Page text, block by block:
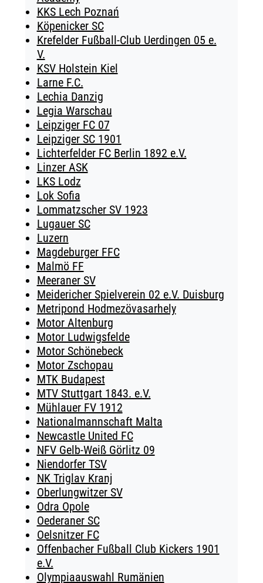
KKS Lech Poznań
Köpenicker SC
Krefelder Fußball-Club Uerdingen 05 e.
V.
KSV Holstein Kiel
Larne F.C.
Lechia Danzig
Legia Warschau
Leipziger FC 07
Leipziger SC 1901
Lichterfelder FC Berlin 1892 e.V.
Linzer ASK
LKS Lodz
Lok Sofia
Lommatzscher SV 1923
Lugauer SC
Luzern
Magdeburger FFC
Malmö FF
Meeraner SV
Meidericher Spielverein 02 e.V. Duisburg
Metripond Hodmezövasarhely
Motor Altenburg
Motor Ludwigsfelde
Motor Schönebeck
Motor Zschopau
MTK Budapest
MTV Stuttgart 1843. e.V.
Mühlauer FV 1912
Nationalmannschaft Malta
Newcastle United FC
NFV Gelb-Weiß Görlitz 09
Niendorfer TSV
NK Triglav Kranj
Oberlungwitzer SV
Odra Opole
Oederaner SC
Oelsnitzer FC
Offenbacher Fußball Club Kickers 1901
e.V.
Olympiaauswahl Rumänien